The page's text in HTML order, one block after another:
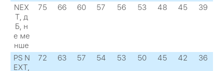
NEX
Т, д
Б, н
е ме
нше
75 66 60 57 56 53 48 45 39
PS N
EXТ,
72 63 57 54 53 50 45 42 36